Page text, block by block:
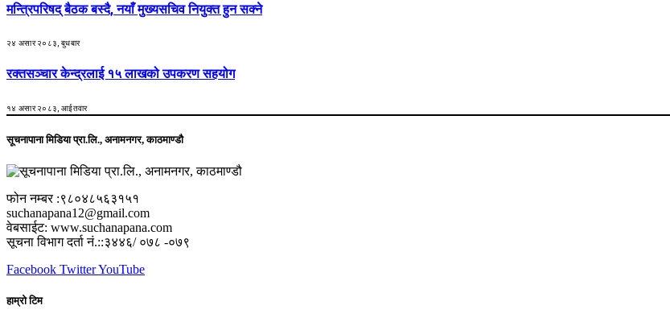
मन्त्रिपरिषद् बैठक बस्दै, नयाँ मुख्यसचिव नियुक्त हुन सक्ने
२४ असार २०८३, बुधबार
रक्तसञ्चार केन्द्रलाई १५ लाखको उपकरण सहयोग
१४ असार २०८३, आईतवार
सूचनापाना मिडिया प्रा.लि., अनामनगर, काठमाण्डौ
फोन नम्बर :९८०४८५६३१५१
suchanapana12@gmail.com
वेबसाईट: www.suchanapana.com
सूचना विभाग दर्ता नं.::३४४६/ ०७८ -०७९
Facebook TwitterYouTube
हाम्रो टिम